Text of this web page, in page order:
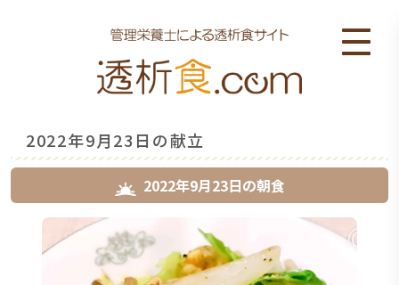
2022年9月23日の献立
2022年9月23日の朝食